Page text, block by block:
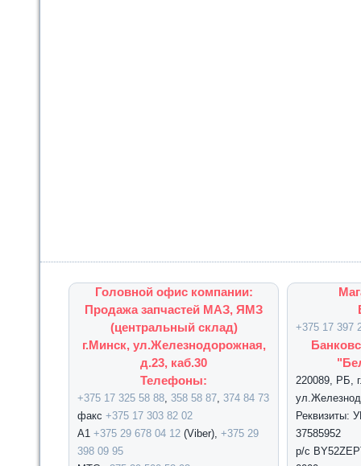
Головной офис компании:
Продажа запчастей МАЗ, ЯМЗ
(центральный склад)
г.Минск, ул.Железнодорожная,
д.23, каб.30
Телефоны:
+375 17 325 58 88, 358 58 87, 374 84 73
факс +375 17 303 82 02
А1 +375 29 678 04 12 (Viber), +375 29
398 09 95
+375 17 397
220089, РБ,
Реквизиты:
37585952
р/с